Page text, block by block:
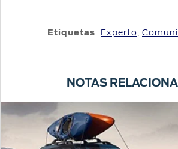
Etiquetas: Experto,
NOTAS